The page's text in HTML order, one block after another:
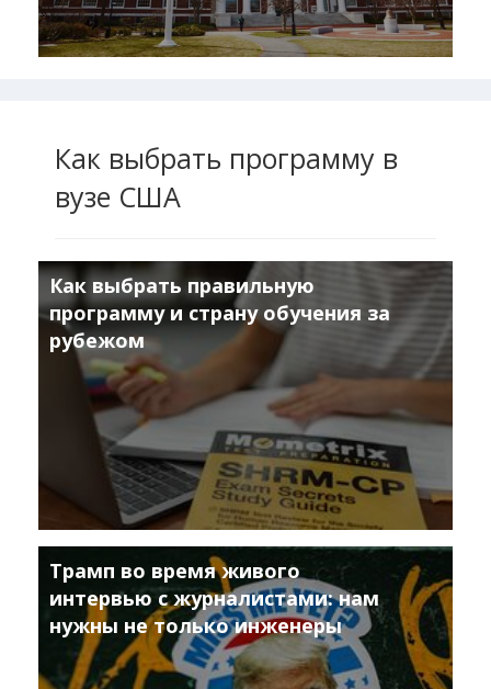
Как выбрать программу в
вузе США
Как выбрать правильную
программу и страну обучения за
рубежом
Трамп во время живого
интервью с журналистами: нам
нужны не только инженеры